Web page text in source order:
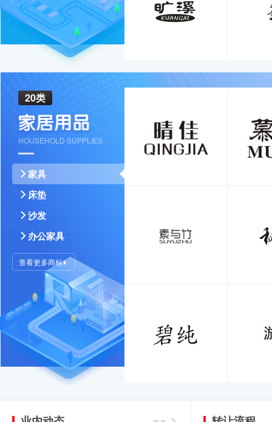
20类
HOUSEHOLD SUPPLIES
家具
床垫
沙发
办公家具
查看更多商标